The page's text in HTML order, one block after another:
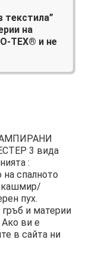
текстила”
на
TEX® и не
3 вида
:
спалното
кашмир/
пух.
и материи
ви е
в сайта ни